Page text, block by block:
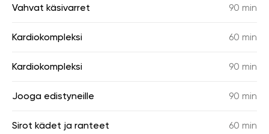
Vahvat käsivarret 90 min
Kardiokompleksi 60 min
Kardiokompleksi 90 min
Jooga edistyneille 90 min
Sirot kädet ja ranteet 60 min